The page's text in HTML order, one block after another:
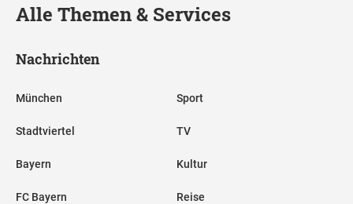
Alle Themen & Services
Nachrichten
München
Stadtviertel
Bayern
FC Bayern
Sport
TV
Kultur
Reise